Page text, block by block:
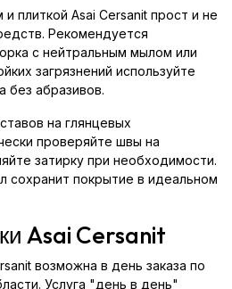
плиткой Asai Cersanit прост и не
Рекомендуется
с нейтральным мылом или
загрязнений используйте
без абразивов.
на глянцевых
проверяйте швы на
затирку при необходимости.
сохранит покрытие в идеальном
Asai Cersanit
возможна в день заказа по
Услуга "день в день"